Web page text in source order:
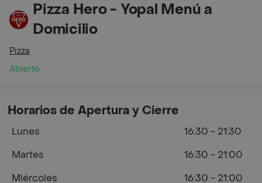
Pizza Hero - Yopal Menú a
Domicilio
Pizza
Abierto
Horarios de Apertura y Cierre
Lunes
16:30 - 21:30
Martes
16:30 - 21:00
Miércoles
16:30 - 21:00